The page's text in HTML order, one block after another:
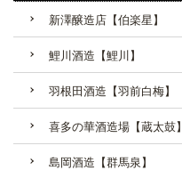
新澤醸造店【伯楽星】
鯉川酒造【鯉川】
羽根田酒造【羽前白梅】
喜多の華酒造場【蔵太鼓】
島岡酒造【群馬泉】